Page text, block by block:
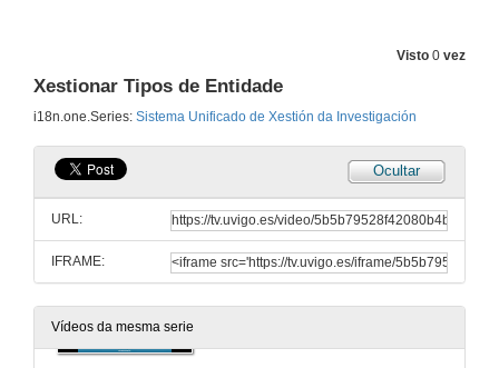
Visto 0 vez
Xestionar Tipos de Entidade
i18n.one.Series: Sistema Unificado de Xestión da Investigación
Ocultar
URL:
IFRAME:
Vídeos da mesma serie
Xestionar Actividades
13 de abr. de 2010
13 de abr. de 2010
Nova Actividade